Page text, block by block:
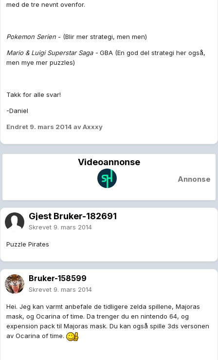
med de tre nevnt ovenfor.
Pokemon Serien - (Blir mer strategi, men men)
Mario & Luigi Superstar Saga - GBA (En god del strategi her også,
men mye mer puzzles)
Takk for alle svar!
-Daniel
Endret 9. mars 2014 av Axxxy
Videoannonse
Annonse
Gjest Bruker-182691
Skrevet 9. mars 2014
Puzzle Pirates
Bruker-158599
Skrevet 9. mars 2014
Hei. Jeg kan varmt anbefale de tidligere zelda spillene, Majoras
mask, og Ocarina of time. Da trenger du en nintendo 64, og
expension pack til Majoras mask. Du kan også spille 3ds versonen
av Ocarina of time.